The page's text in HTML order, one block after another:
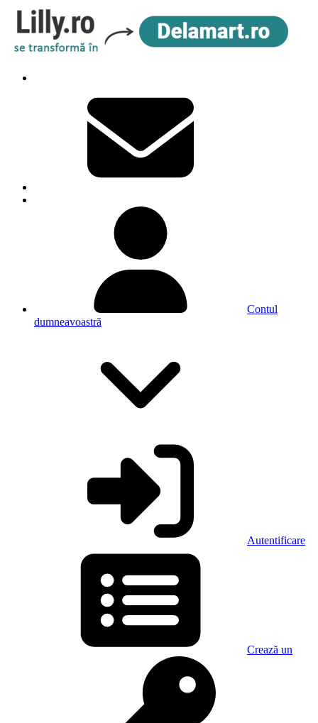
Contul
dumneavoastră
Autentificare
Crează un